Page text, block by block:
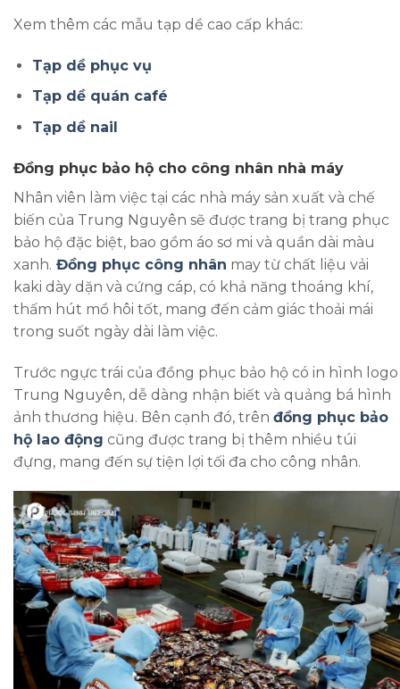
Xem thêm các mẫu tạp dề cao cấp khác:
Tạp dề phục vụ
Tạp dề quán café
Tạp dề nail
Đồng phục bảo hộ cho công nhân nhà máy
Nhân viên làm việc tại các nhà máy sản xuất và chế
biến của Trung Nguyên sẽ được trang bị trang phục
bảo hộ đặc biệt, bao gồm áo sơ mi và quần dài màu
xanh. Đồng phục công nhân may từ chất liệu vải
kaki dày dặn và cứng cáp, có khả năng thoáng khí,
thấm hút mồ hôi tốt, mang đến cảm giác thoải mái
trong suốt ngày dài làm việc.
Trước ngực trái của đồng phục bảo hộ có in hình logo
Trung Nguyên, dễ dàng nhận biết và quảng bá hình
ảnh thương hiệu. Bên cạnh đó, trên đồng phục bảo
hộ lao động cũng được trang bị thêm nhiều túi
đựng, mang đến sự tiện lợi tối đa cho công nhân.